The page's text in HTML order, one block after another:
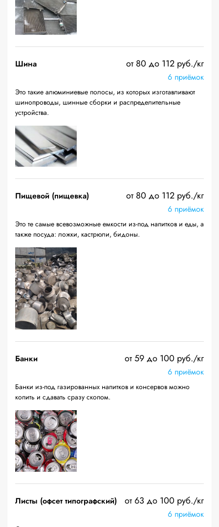
Шина от 80 до 112 руб./кг
6 приёмок
Это такие алюминиевые полосы, из которых изготавливают
шинопроводы, шинные сборки и распределительные
устройства.
Пищевой (пищевка) от 80 до 112 руб./кг
6 приёмок
Это те самые всевозможные емкости из-под напитков и еды, а
также посуда: ложки, кастрюли, бидоны.
Банки от 59 до 100 руб./кг
6 приёмок
Банки из-под газированных напитков и консервов можно
копить и сдавать сразу скопом.
Листы (офсет типографский) от 63 до 100 руб./кг
6 приёмок